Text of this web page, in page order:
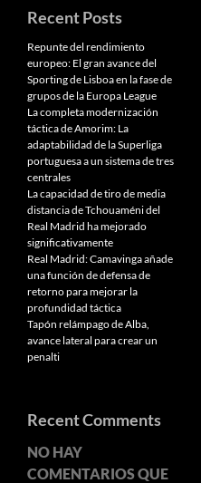
Recent Posts
Repunte del rendimiento
europeo: El gran avance del
Sporting de Lisboa en la fase de
grupos de la Europa League
La completa modernización
táctica de Amorim: La
adaptabilidad de la Superliga
portuguesa a un sistema de tres
centrales
La capacidad de tiro de media
distancia de Tchouaméni del
Real Madrid ha mejorado
significativamente
Real Madrid: Camavinga añade
una función de defensa de
retorno para mejorar la
profundidad táctica
Tapón relámpago de Alba,
avance lateral para crear un
penalti
Recent Comments
NO HAY
COMENTARIOS QUE